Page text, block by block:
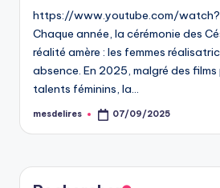
https://www.youtube.com/
Chaque année, la cérémonie des
réalité amère : les femmes
absence. En 2025, malgré des
talents féminins, la…
Posted
mesdelires 07/09/2025